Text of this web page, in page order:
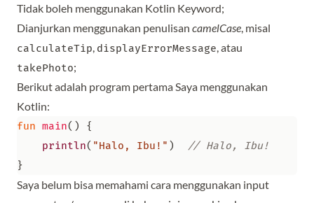
Tidak boleh menggunakan Kotlin Keyword;
Dianjurkan menggunakan penulisan camelCase , misal
calculateTip displayErrorMessage , atau
takePhoto;
Berikut adalah program pertama Saya menggunakan
Kotlin:
fun main()
{
println( "Halo, Ibu!" )
}
Saya belum bisa memahami cara menggunakan input